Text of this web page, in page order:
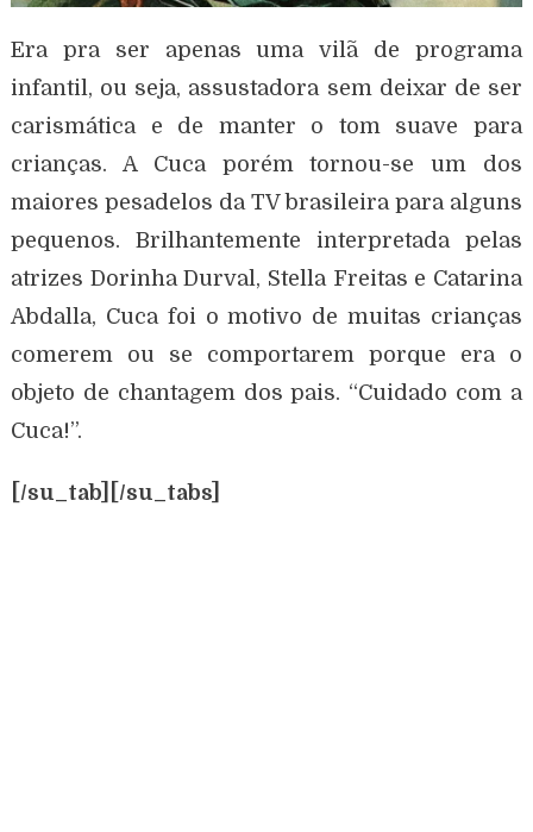
Era pra ser apenas uma vilã de programa
infantil, ou seja, assustadora sem deixar de ser
carismática e de manter o tom suave para
crianças. A Cuca porém tornou-se um dos
maiores pesadelos da TV brasileira para alguns
pequenos. Brilhantemente interpretada pelas
atrizes Dorinha Durval, Stella Freitas e Catarina
Abdalla, Cuca foi o motivo de muitas crianças
comerem ou se comportarem porque era o
objeto de chantagem dos pais. “Cuidado com a
Cuca!”.
[/su_tab][/su_tabs]